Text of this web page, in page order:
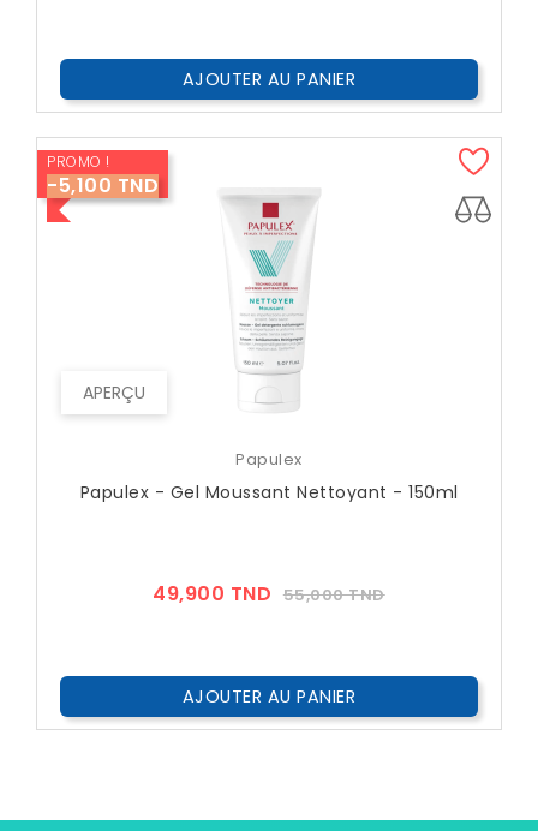
AJOUTER AU PANIER
APERÇU
PROMO !
-5,100 TND
Papulex
Papulex - Gel Moussant Nettoyant - 150ml
49,900 TND Prix
55,000 TNDPrix
AJOUTER AU PANIER